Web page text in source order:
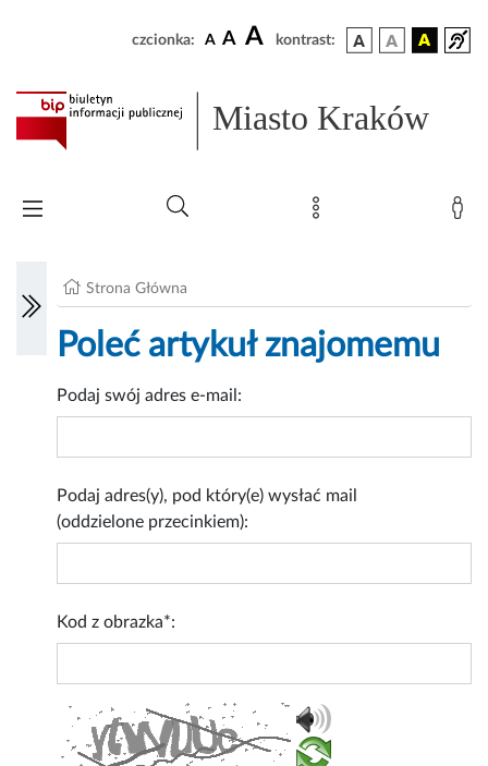
czcionka: A A A kontrast:
Miasto Kraków
Strona Główna
Poleć artykuł znajomemu
Podaj swój adres e-mail:
Podaj adres(y), pod który(e) wysłać mail
(oddzielone przecinkiem):
Kod z obrazka*: